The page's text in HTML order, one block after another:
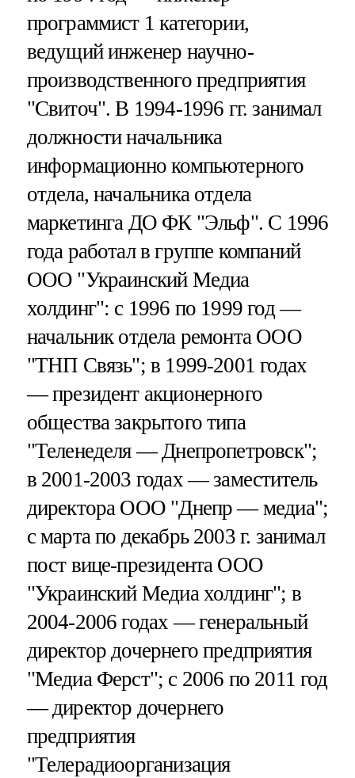
программист 1 категории,
ведущий инженер научно-
производственного предприятия
"Свиточ". В 1994-1996 гг. занимал
должности начальника
информационно компьютерного
отдела, начальника отдела
маркетинга ДО ФК "Эльф". С 1996
года работал в группе компаний
ООО "Украинский Медиа
холдинг": с 1996 по 1999 год —
начальник отдела ремонта ООО
"ТНП Связь"; в 1999-2001 годах
— президент акционерного
общества закрытого типа
"Теленеделя — Днепропетровск";
в 2001-2003 годах — заместитель
директора ООО "Днепр — медиа";
с марта по декабрь 2003 г. занимал
пост вице-президента ООО
"Украинский Медиа холдинг"; в
2004-2006 годах — генеральный
директор дочернего предприятия
"Медиа Ферст"; с 2006 по 2011 год
— директор дочернего
предприятия
"Телерадиоорганизация